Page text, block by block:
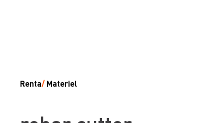
Renta/ Materiel